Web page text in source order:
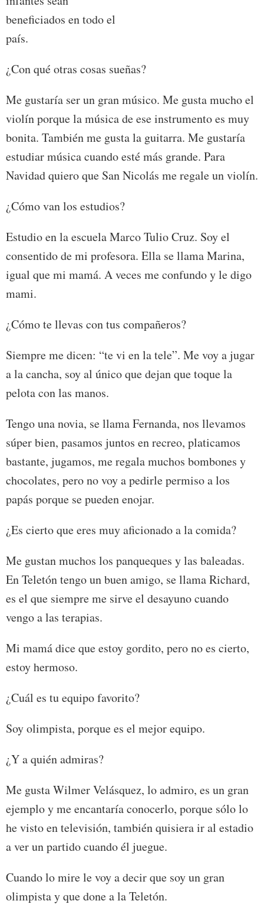
beneficiados en todo el
país.
¿Con qué otras cosas sueñas?
Me gustaría ser un gran músico. Me gusta mucho el
violín porque la música de ese instrumento es muy
bonita. También me gusta la guitarra. Me gustaría
estudiar música cuando esté más grande. Para
Navidad quiero que San Nicolás me regale un violín.
¿Cómo van los estudios?
Estudio en la escuela Marco Tulio Cruz. Soy el
consentido de mi profesora. Ella se llama Marina,
igual que mi mamá. A veces me confundo y le digo
mami.
¿Cómo te llevas con tus compañeros?
Siempre me dicen: “te vi en la tele”. Me voy a jugar
a la cancha, soy al único que dejan que toque la
pelota con las manos.
Tengo una novia, se llama Fernanda, nos llevamos
súper bien, pasamos juntos en recreo, platicamos
bastante, jugamos, me regala muchos bombones y
chocolates, pero no voy a pedirle permiso a los
papás porque se pueden enojar.
¿Es cierto que eres muy aficionado a la comida?
Me gustan muchos los panqueques y las baleadas.
En Teletón tengo un buen amigo, se llama Richard,
es el que siempre me sirve el desayuno cuando
vengo a las terapias.
Mi mamá dice que estoy gordito, pero no es cierto,
estoy hermoso.
¿Cuál es tu equipo favorito?
Soy olimpista, porque es el mejor equipo.
¿Y a quién admiras?
Me gusta Wilmer Velásquez, lo admiro, es un gran
ejemplo y me encantaría conocerlo, porque sólo lo
he visto en televisión, también quisiera ir al estadio
a ver un partido cuando él juegue.
Cuando lo mire le voy a decir que soy un gran
olimpista y que done a la Teletón.